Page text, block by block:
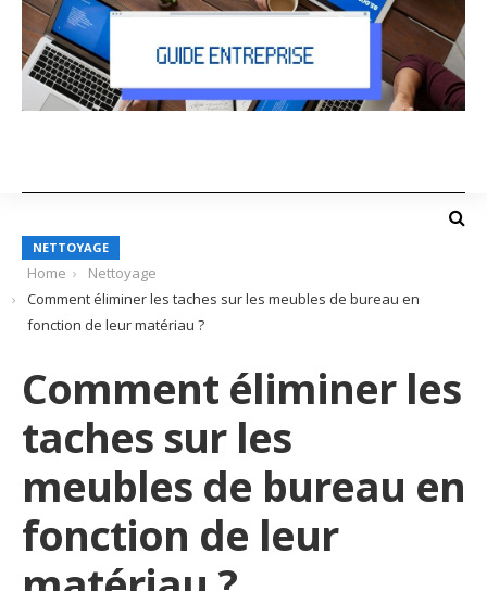
NETTOYAGE
Home
Nettoyage
Comment éliminer les taches sur les meubles de bureau en
fonction de leur matériau ?
Comment éliminer les
taches sur les
meubles de bureau en
fonction de leur